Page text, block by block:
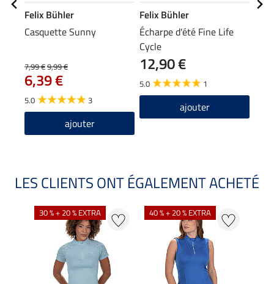
Felix Bühler
Casquette Sunny
7,99 €9,99 €
6,39 €
5.0 3
ajouter
Felix Bühler
Écharpe d'été Fine Life
Cycle
12,90 €
5.0 1
ajouter
LES CLIENTS ONT ÉGALEMENT ACHETÉ
30 % + 20 % EXTRA 40 % + 20 % EXTRA